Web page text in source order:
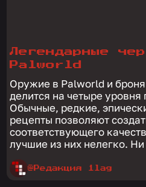
Легендарные
Palworld
Оружие в Palworld и
делится на четыре уровня
Обычные, редкие,
рецепты позволяют
соответствующего качества. Однако
лучшие из них нелегко.
@Редакция 1lag